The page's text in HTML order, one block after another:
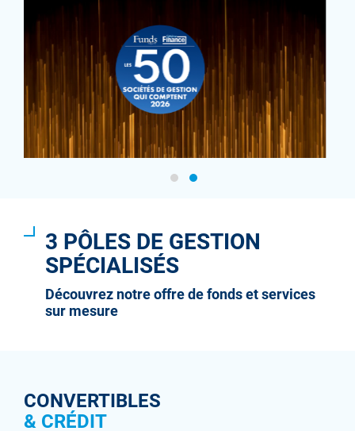
3 PÔLES DE GESTION
SPÉCIALISÉS
Découvrez notre offre de fonds et services
sur mesure
CONVERTIBLES
& CRÉDIT